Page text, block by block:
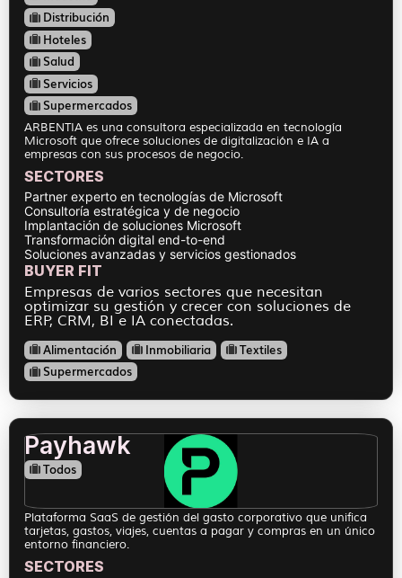
Distribución
Hoteles
Salud
Servicios
Supermercados
ARBENTIA es una consultora especializada en tecnología
Microsoft que ofrece soluciones de digitalización e IA a
empresas con sus procesos de negocio.
SECTORES
Partner experto en tecnologías de Microsoft
Consultoría estratégica y de negocio
Implantación de soluciones Microsoft
Transformación digital end-to-end
Soluciones avanzadas y servicios gestionados
BUYER FIT
Empresas de varios sectores que necesitan
optimizar su gestión y crecer con soluciones de
ERP, CRM, BI e IA conectadas.
Alimentación Inmobiliaria
Textiles
Supermercados
Payhawk
Todos
Plataforma SaaS de gestión del gasto corporativo que unifica
tarjetas, gastos, viajes, cuentas a pagar y compras en un único
entorno financiero.
SECTORES